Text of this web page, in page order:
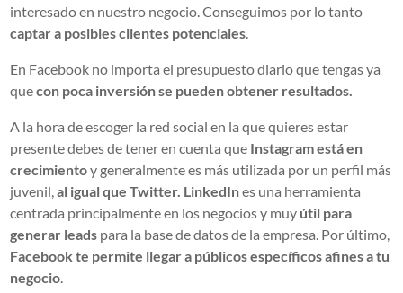
interesado en nuestro negocio. Conseguimos por lo tanto
captar a posibles clientes potenciales.
En Facebook no importa el presupuesto diario que tengas ya
quecon poca inversión se pueden obtener resultados.
A la hora de escoger la red social en la que quieres estar
presente debes de tener en cuenta que Instagram está en
crecimientoy generalmente es más utilizada por un perfil más
juvenil,al igual que Twitter. LinkedInes una herramienta
centrada principalmente en los negocios y muy útil para
generar leads para la base de datos de la empresa. Por último,
Facebook te permite llegar a públicos específicos afines a tu
negocio.